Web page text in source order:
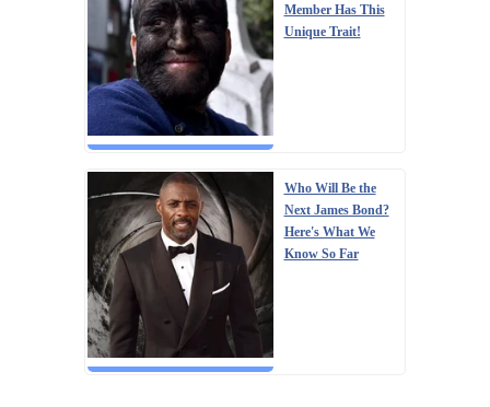
Member Has This
Unique Trait!
Who Will Be the
Next James Bond?
Here's What We
Know So Far